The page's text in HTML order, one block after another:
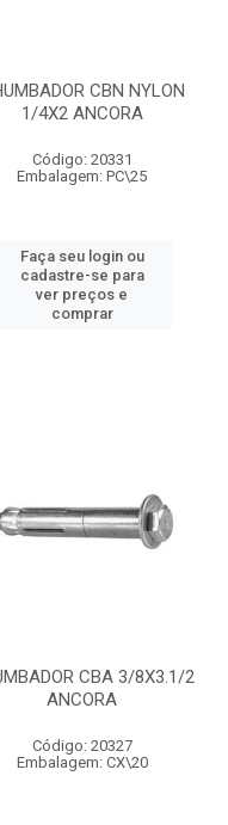
CBN NYLON
1/4X2 ANCORA
Código: 20331
Embalagem: PC\25
Faça seu login ou
cadastre-se para
ver preços e
comprar
CBA 3/8X3.1/2
ANCORA
Código: 20327
Embalagem: CX\20